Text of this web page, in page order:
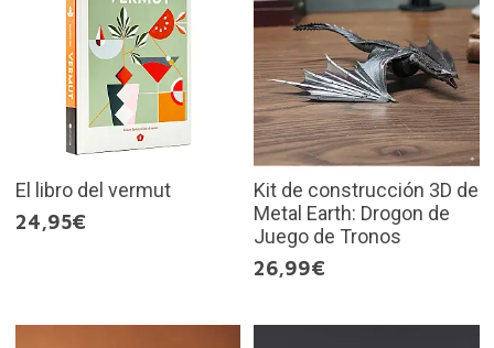
El libro del vermut
24,95€
Kit de construcción 3D de
Metal Earth: Drogon de
Juego de Tronos
26,99€